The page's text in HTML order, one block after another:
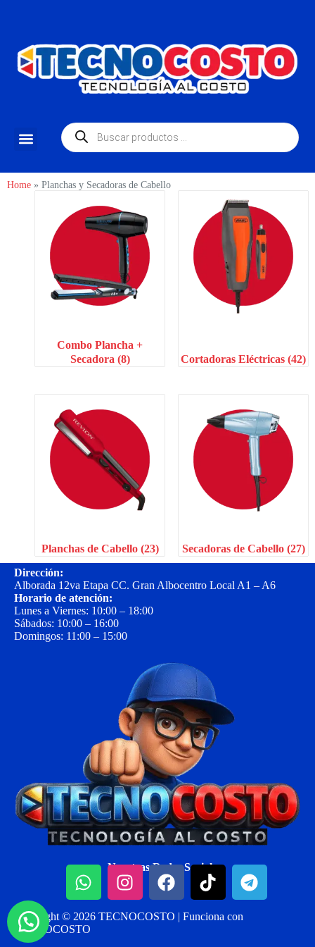
Home » Planchas y Secadoras de Cabello
Combo Plancha +
Secadora (8) Cortadoras Eléctricas (42)
Planchas de Cabello (23) Secadoras de Cabello (27)
Dirección:
Alborada 12va Etapa CC. Gran Albocentro Local A1 – A6
Horario de atención:
Lunes a Viernes: 10:00 – 18:00
Sábados: 10:00 – 16:00
Domingos: 11:00 – 15:00
Nuestras Redes Sociales:
Copyright © 2026 TECNOCOSTO | Funciona con
TECNOCOSTO